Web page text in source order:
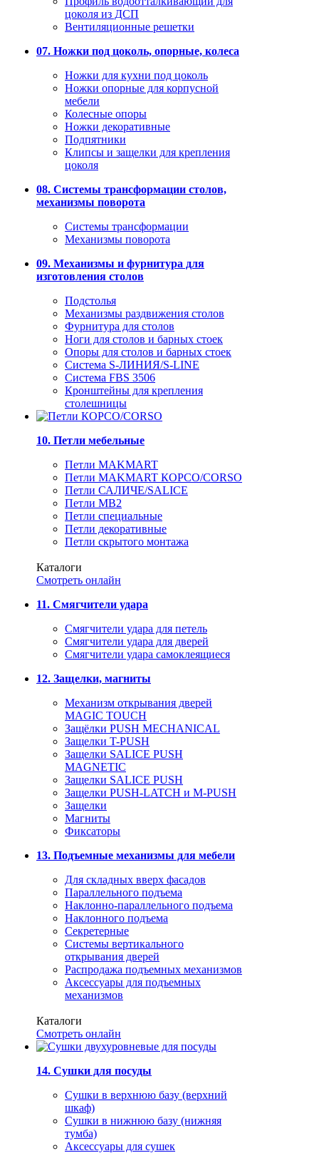
цоколя из ДСП
Вентиляционные решетки
07. Ножки под цоколь, опорные, колеса
Ножки для кухни под цоколь
Ножки опорные для корпусной
мебели
Колесные опоры
Ножки декоративные
Подпятники
Клипсы и защелки для крепления
цоколя
08. Системы трансформации столов,
механизмы поворота
Системы трансформации
Механизмы поворота
09. Механизмы и фурнитура для
изготовления столов
Подстолья
Механизмы раздвижения столов
Фурнитура для столов
Ноги для столов и барных стоек
Опоры для столов и барных стоек
Система S-ЛИНИЯ/S-LINE
Система FBS 3506
Кронштейны для крепления
столешницы
10. Петли мебельные
Петли MAKMART
Петли MAKMART КОРСО/CORSO
Петли САЛИЧЕ/SALICE
Петли MB2
Петли специальные
Петли декоративные
Петли скрытого монтажа
Каталоги
Смотреть онлайн
11. Смягчители удара
Смягчители удара для петель
Смягчители удара для дверей
Cмягчители удара самоклеящиеся
12. Защелки, магниты
Механизм открывания дверей
MAGIC TOUCH
Защёлки PUSH MECHANICAL
Защелки T-PUSH
Защелки SALICE PUSH
MAGNETIC
Защелки SALICE PUSH
Защелки PUSH-LATCH и M-PUSH
Защелки
Магниты
Фиксаторы
13. Подъемные механизмы для мебели
Для складных вверх фасадов
Параллельного подъема
Наклонно-параллельного подъема
Наклонного подъема
Секретерные
Системы вертикального
открывания дверей
Распродажа подъемных механизмов
Аксессуары для подъемных
механизмов
Каталоги
Смотреть онлайн
14. Сушки для посуды
Сушки в верхнюю базу (верхний
шкаф)
Сушки в нижнюю базу (нижняя
тумба)
Аксессуары для сушек